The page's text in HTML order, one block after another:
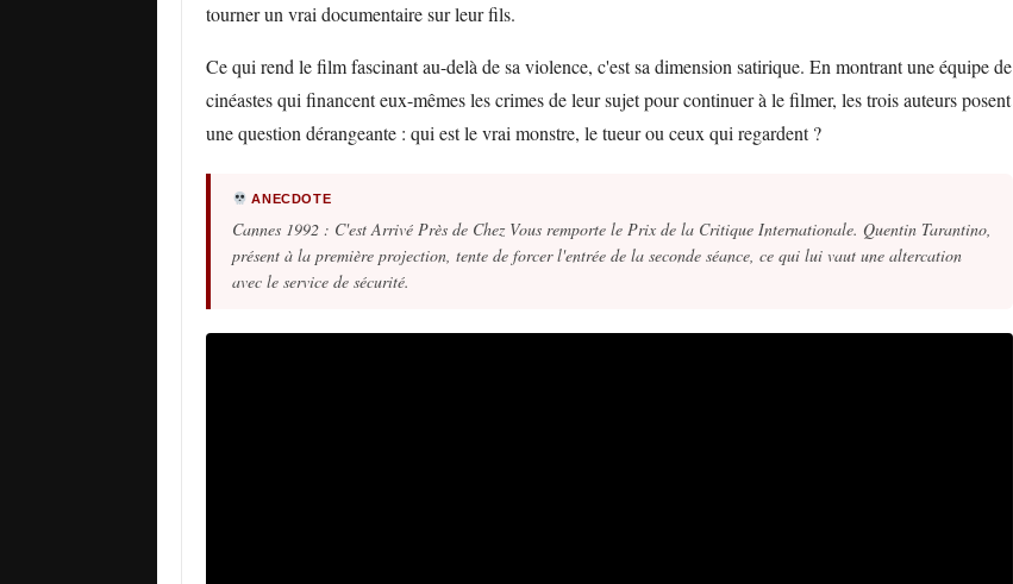
tourner un vrai documentaire sur leur fils.
Ce qui rend le film fascinant au-delà de sa violence, c'est sa dimension satirique. En montrant une équipe de
cinéastes qui financent eux-mêmes les crimes de leur sujet pour continuer à le filmer, les trois auteurs posent
une question dérangeante : qui est le vrai monstre, le tueur ou ceux qui regardent ?
ANECDOTE
Cannes 1992 : C'est Arrivé Près de Chez Vous remporte le Prix de la Critique Internationale. Quentin Tarantino,
présent à la première projection, tente de forcer l'entrée de la seconde séance, ce qui lui vaut une altercation
avec le service de sécurité.